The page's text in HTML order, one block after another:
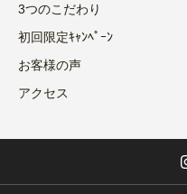
3つのこだわり
初回限定ｷｬﾝﾍﾟｰﾝ
お客様の声
アクセス